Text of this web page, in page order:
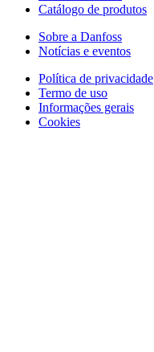
Catálogo de produtos
Sobre a Danfoss
Notícias e eventos
Política de privacidade
Termo de uso
Informações gerais
Cookies